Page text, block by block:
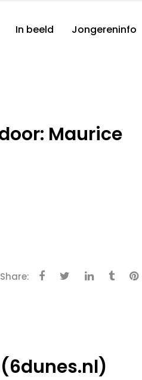
In beeld Jongereninfo
Maurice
Share: